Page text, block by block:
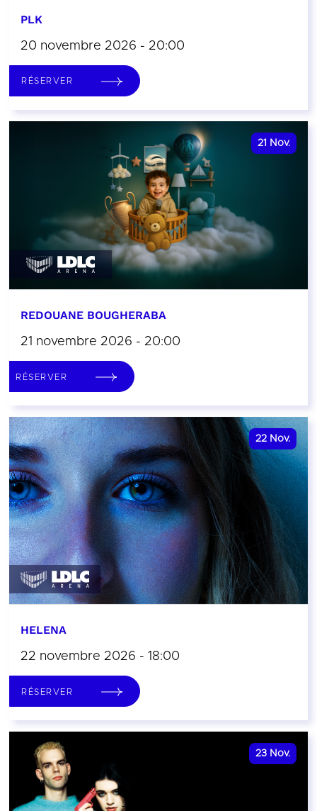
PLK
20 novembre 2026 - 20:00
RÉSERVER
21 Nov.
REDOUANE BOUGHERABA
21 novembre 2026 - 20:00
RÉSERVER
22 Nov.
HELENA
22 novembre 2026 - 18:00
RÉSERVER
23 Nov.